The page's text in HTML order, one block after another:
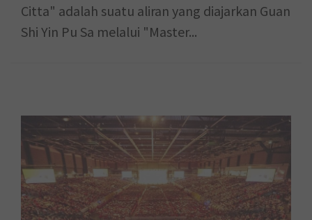
Citta" adalah suatu aliran yang diajarkan Guan
Shi Yin Pu Sa melalui "Master...